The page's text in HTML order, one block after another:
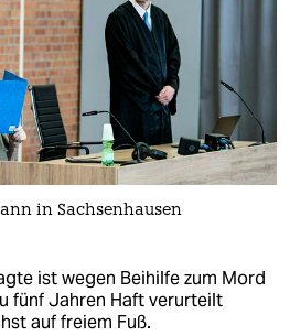
in Sachsenhausen
ist wegen Beihilfe zum Mord
fünf Jahren Haft verurteilt
auf freiem Fuß.